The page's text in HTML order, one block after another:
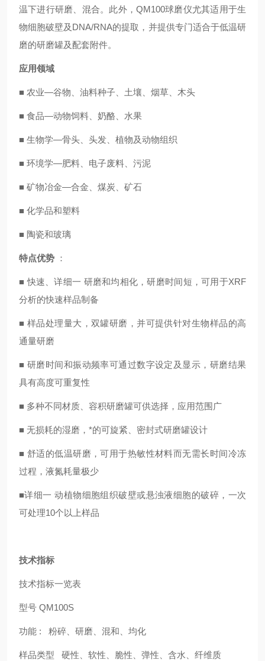
温下进行研磨、混合。此外，QM100球磨仪尤其适用于生
物细胞破壁及DNA/RNA的提取，并提供专门适合于低温研
磨的研磨罐及配套附件。
应用领域
■ 农业—谷物、油料种子、土壤、烟草、木头
■ 食品—动物饲料、奶酪、水果
■ 生物学—骨头、头发、植物及动物组织
■ 环境学—肥料、电子废料、污泥
■ 矿物冶金—合金、煤炭、矿石
■ 化学品和塑料
■ 陶瓷和玻璃
特点优势 ：
■ 快速、详细一 研磨和均相化，研磨时间短，可用于XRF
分析的快速样品制备
■ 样品处理量大，双罐研磨，并可提供针对生物样品的高
通量研磨
■ 研磨时间和振动频率可通过数字设定及显示，研磨结果
具有高度可重复性
■ 多种不同材质、容积研磨罐可供选择，应用范围广
■ 无损耗的湿磨，*的可旋紧、密封式研磨罐设计
■ 舒适的低温研磨，可用于热敏性材料而无需长时间冷冻
过程，液氮耗量极少
■详细一 动植物细胞组织破壁或悬浊液细胞的破碎，一次
可处理10个以上样品
技术指标
技术指标一览表
型号 QM100S
功能 : 粉碎、研磨、混和、均化
样品类型 硬性、软性、脆性、弹性、含水、纤维质